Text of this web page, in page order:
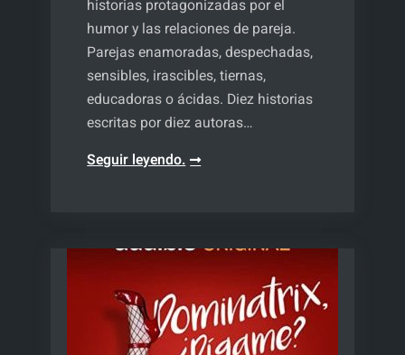
historias protagonizadas por el
humor y las relaciones de pareja.
Parejas enamoradas, despechadas,
sensibles, irascibles, tiernas,
educadoras o ácidas. Diez historias
escritas por diez autoras…
Seguir leyendo.Las